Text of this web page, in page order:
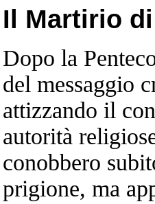
Il Martirio
Dopo la
del messaggio
attizzando il
autorità
conobbero
prigione, ma